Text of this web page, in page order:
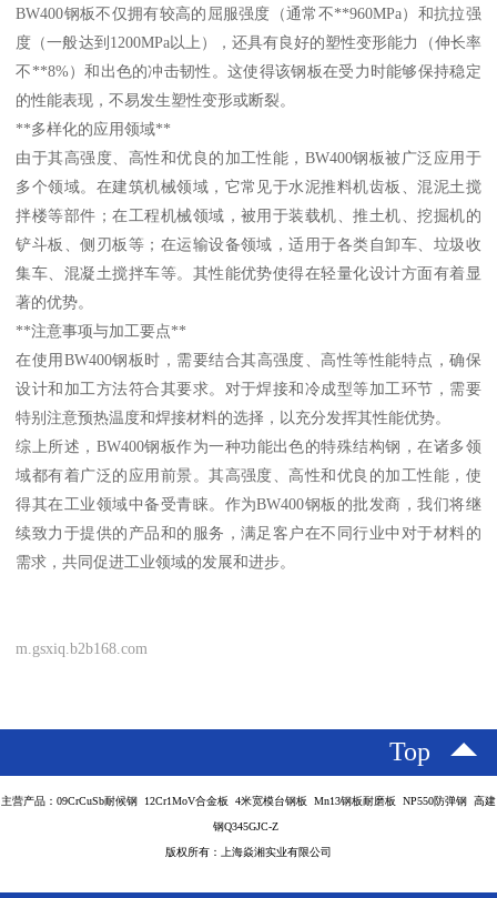
BW400钢板不仅拥有较高的屈服强度（通常不**960MPa）和抗拉强
度（一般达到1200MPa以上），还具有良好的塑性变形能力（伸长率
不**8%）和出色的冲击韧性。这使得该钢板在受力时能够保持稳定
的性能表现，不易发生塑性变形或断裂。
**多样化的应用领域**
由于其高强度、高性和优良的加工性能，BW400钢板被广泛应用于
多个领域。在建筑机械领域，它常见于水泥推料机齿板、混泥土搅
拌楼等部件；在工程机械领域，被用于装载机、推土机、挖掘机的
铲斗板、侧刃板等；在运输设备领域，适用于各类自卸车、垃圾收
集车、混凝土搅拌车等。其性能优势使得在轻量化设计方面有着显
著的优势。
**注意事项与加工要点**
在使用BW400钢板时，需要结合其高强度、高性等性能特点，确保
设计和加工方法符合其要求。对于焊接和冷成型等加工环节，需要
特别注意预热温度和焊接材料的选择，以充分发挥其性能优势。
综上所述，BW400钢板作为一种功能出色的特殊结构钢，在诸多领
域都有着广泛的应用前景。其高强度、高性和优良的加工性能，使
得其在工业领域中备受青睐。作为BW400钢板的批发商，我们将继
续致力于提供的产品和的服务，满足客户在不同行业中对于材料的
需求，共同促进工业领域的发展和进步。
m.gsxiq.b2b168.com
Top
主营产品：09CrCuSb耐候钢 12Cr1MoV合金板 4米宽模台钢板 Mn13钢板耐磨板 NP550防弹钢 高建
钢Q345GJC-Z
版权所有：上海焱湘实业有限公司